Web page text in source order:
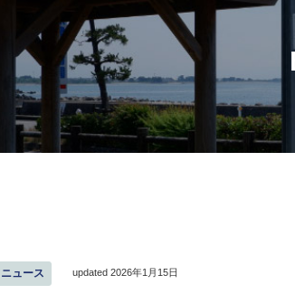
ニュース updated 2026年1月15日